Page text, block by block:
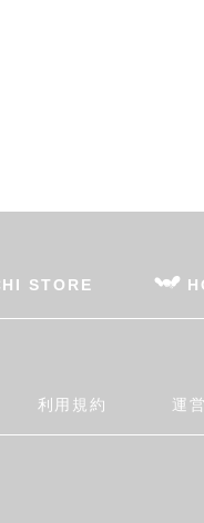
STORE
利用規約 運